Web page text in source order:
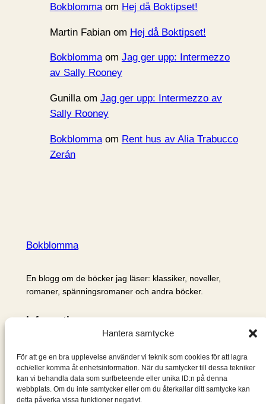
Hantera samtycke
För att ge en bra upplevelse använder vi teknik som cookies för att lagra
och/eller komma åt enhetsinformation. När du samtycker till dessa tekniker
kan vi behandla data som surfbeteende eller unika ID:n på denna
webbplats. Om du inte samtycker eller om du återkallar ditt samtycke kan
detta påverka vissa funktioner negativt.
Bokblommaom Hej då Boktipset!
Martin Fabianom Hej då Boktipset!
Bokblommaom Jag ger upp: Intermezzo
av Sally Rooney
Gunillaom Jag ger upp: Intermezzo av
Sally Rooney
Bokblommaom Rent hus av Alia Trabucco
Zerán
Bokblomma
En blogg om de böcker jag läser: klassiker, noveller,
romaner, spänningsromaner och andra böcker.
Information
Om mig & om bloggen
S
ö
k